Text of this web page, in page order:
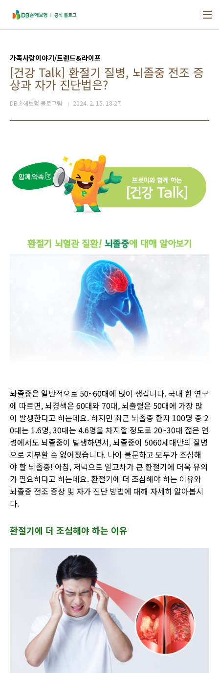
가족사랑이야기/트렌드&라이프
[건강 Talk] 환절기 질병, 뇌졸중 전조 증
상과 자가 진단법은?
DB손해보험 블로그팀 2024. 2. 15. 18:27
뇌졸중은 일반적으로 50~60대에 많이 생깁니다. 국내 한 연구
에 따르면, 뇌경색은 60대와 70대, 뇌출혈은 50대에 가장 많
이 발생한다고 하는데요. 하지만 최근 뇌졸중 환자 100명 중 2
0대는 1.6명, 30대는 4.6명을 차지할 정도로 20~30대 젊은 연
령에서도 뇌졸중이 발생하면서, 뇌졸중이 5060세대만의 질병
으로 치부할 순 없어졌습니다. 나이 불문하고 모두가 조심해
야 할 뇌졸중! 아침, 저녁으로 일교차가 큰 환절기에 더욱 유의
가 필요하다고 하는데요. 환절기에 더 조심해야 하는 이유와
뇌졸중 전조 증상 및 자가 진단 방법에 대해 자세히 알아봅시
다.
환절기에 더 조심해야 하는 이유